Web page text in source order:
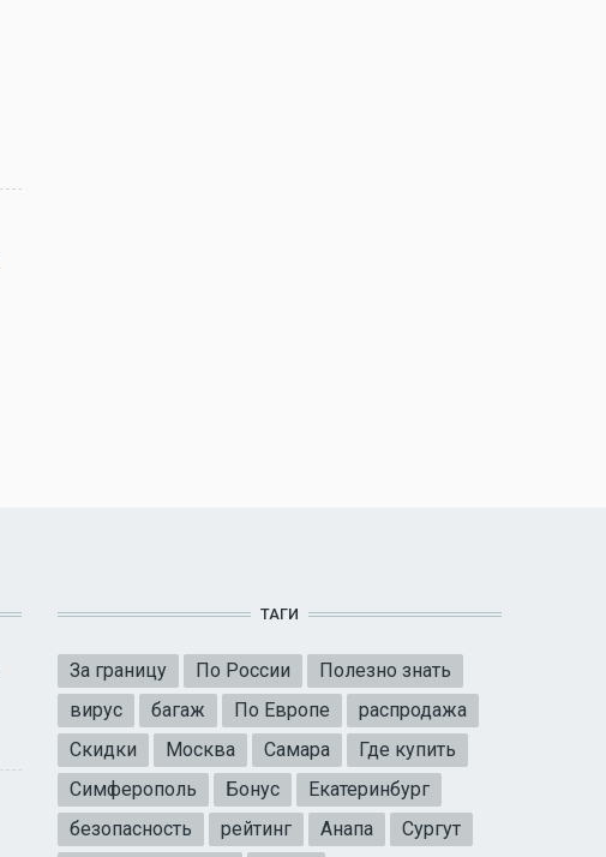
ТАГИ
За границу По России
Полезно знать
вирус
багаж По Европе
распродажа
Скидки
Москва Самара
Где купить
Симферополь
Бонус
Екатеринбург
безопасность
рейтинг Анапа Сургут